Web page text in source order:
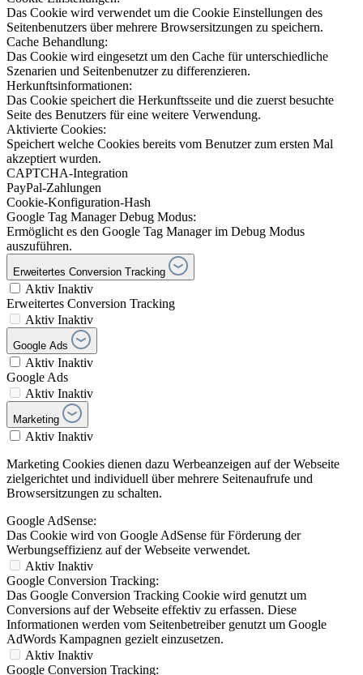
Das Cookie wird verwendet um die Cookie Einstellungen des
Seitenbenutzers über mehrere Browsersitzungen zu speichern.
Cache Behandlung:
Das Cookie wird eingesetzt um den Cache für unterschiedliche
Szenarien und Seitenbenutzer zu differenzieren.
Herkunftsinformationen:
Das Cookie speichert die Herkunftsseite und die zuerst besuchte
Seite des Benutzers für eine weitere Verwendung.
Aktivierte Cookies:
Speichert welche Cookies bereits vom Benutzer zum ersten Mal
akzeptiert wurden.
CAPTCHA-Integration
PayPal-Zahlungen
Cookie-Konfiguration-Hash
Google Tag Manager Debug Modus:
Ermöglicht es den Google Tag Manager im Debug Modus
auszuführen.
Erweitertes Conversion Tracking
Aktiv Inaktiv
Erweitertes Conversion Tracking
Aktiv Inaktiv
Google Ads
Aktiv Inaktiv
Google Ads
Aktiv Inaktiv
Marketing
Aktiv Inaktiv
Marketing Cookies dienen dazu Werbeanzeigen auf der Webseite
zielgerichtet und individuell über mehrere Seitenaufrufe und
Browsersitzungen zu schalten.
Google AdSense:
Das Cookie wird von Google AdSense für Förderung der
Werbungseffizienz auf der Webseite verwendet.
Aktiv Inaktiv
Google Conversion Tracking:
Das Google Conversion Tracking Cookie wird genutzt um
Conversions auf der Webseite effektiv zu erfassen. Diese
Informationen werden vom Seitenbetreiber genutzt um Google
AdWords Kampagnen gezielt einzusetzen.
Aktiv Inaktiv
Google Conversion Tracking: